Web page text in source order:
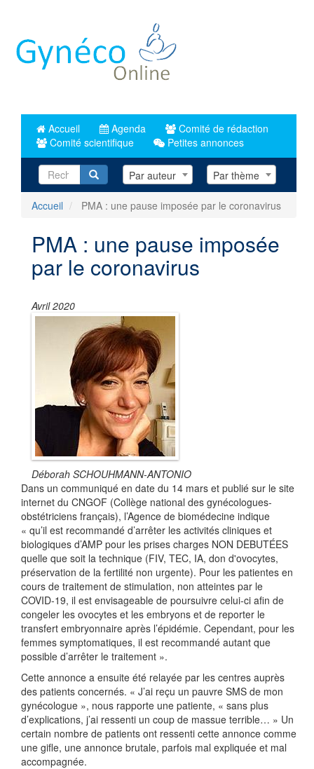
principal
Accueil Agenda
Comité de rédaction
Comité scientifique
Petites annonces
RecherchePar auteur Par thème
Accueil PMA : une pause imposée par le coronavirus
PMA : une pause imposée
par le coronavirus
Avril 2020
Déborah SCHOUHMANN-ANTONIO
Dans un communiqué en date du 14 mars et publié sur le site
internet du CNGOF (Collège national des gynécologues-
obstétriciens français), l’Agence de biomédecine indique
« qu’il est recommandé d’arrêter les activités cliniques et
biologiques d’AMP pour les prises charges NON DEBUTÉES
quelle que soit la technique (FIV, TEC, IA, don d'ovocytes,
préservation de la fertilité non urgente). Pour les patientes en
cours de traitement de stimulation, non atteintes par le
COVID-19, il est envisageable de poursuivre celui-ci afin de
congeler les ovocytes et les embryons et de reporter le
transfert embryonnaire après l’épidémie. Cependant, pour les
femmes symptomatiques, il est recommandé autant que
possible d’arrêter le traitement ».
Cette annonce a ensuite été relayée par les centres auprès
des patients concernés. « J’ai reçu un pauvre SMS de mon
gynécologue », nous rapporte une patiente, « sans plus
d’explications, j’ai ressenti un coup de massue terrible… » Un
certain nombre de patients ont ressenti cette annonce comme
une gifle, une annonce brutale, parfois mal expliquée et mal
accompagnée.